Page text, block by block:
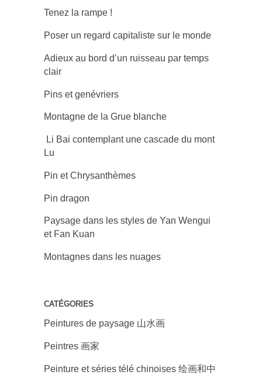
Tenez la rampe !
Poser un regard capitaliste sur le monde
Adieux au bord d’un ruisseau par temps
clair
Pins et genévriers
Montagne de la Grue blanche
Li Bai contemplant une cascade du mont
Lu
Pin et Chrysanthèmes
Pin dragon
Paysage dans les styles de Yan Wengui
et Fan Kuan
Montagnes dans les nuages
CATÉGORIES
Peintures de paysage 山水画
Peintres 画家
Peinture et séries télé chinoises 绘画和中